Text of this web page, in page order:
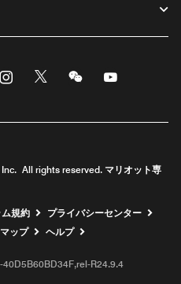
ウィンドウで開く
Instagram
新しいウィンドウで開く
Twitter
新しいウィンドウで開く
Messenger
新しいウィンドウ
新しいウィ
All rights reserved. マリオット専
開く
規約
プライバシーセンター
ップ ヘルプ
R24.9.4